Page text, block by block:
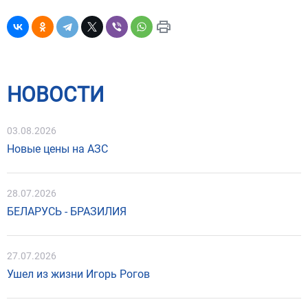
НОВОСТИ
03.08.2026
Новые цены на АЗС
28.07.2026
БЕЛАРУСЬ - БРАЗИЛИЯ
27.07.2026
Ушел из жизни Игорь Рогов